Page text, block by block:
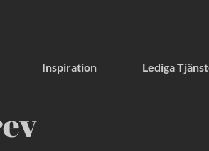
Inspiration Lediga